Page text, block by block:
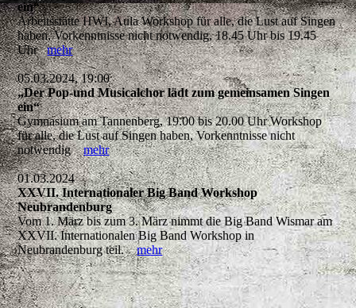
ein“
Arbeitsstätte HWI, Aula Workshop für alle, die Lust auf Singen
haben, Vorkenntnisse nicht notwendig, 18.45 Uhr bis 19.45
Uhrmehr
05.03.2024, 19:00
„Der Pop-und Musicalchor lädt zum gemeinsamen Singen
ein“
Gymnasium am Tannenberg, 19.00 bis 20.00 Uhr Workshop
für alle, die Lust auf Singen haben, Vorkenntnisse nicht
notwendigmehr
01.03.2024
XXVII. Internationaler Big Band Workshop
Neubrandenburg
Vom 1. März bis zum 3. März nimmt die Big Band Wismar am
XXVII. Internationalen Big Band Workshop in
Neubrandenburg teil.mehr